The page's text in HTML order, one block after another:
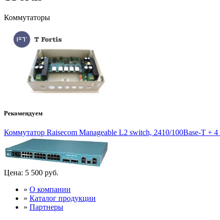
Коммутаторы
Рекомендуем
Коммутатор Raisecom Manageable L2 switch, 2410/100Base-T +
Цена: 5 500 руб.
» О компании
» Каталог продукции
» Партнеры